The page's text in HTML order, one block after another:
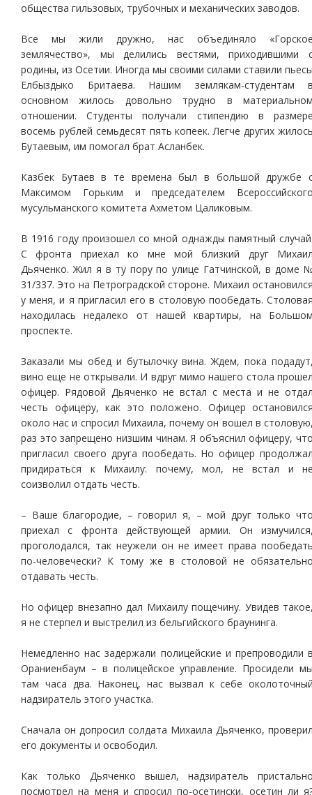
общества гильзовых, трубочных и механических заводов.
Все мы жили дружно, нас объединяло
землячество», мы делились вестями, приходившими
родины, из Осетии. Иногда мы своими силами ставили
Елбыздыко Бритаева. Нашим землякам-студентам
основном жилось довольно трудно в
отношении. Студенты получали стипендию в
восемь рублей семьдесят пять копеек. Легче других
Бутаевым, им помогал брат Асланбек.
Казбек Бутаев в те времена был в большой дружбе
Максимом Горьким и председателем
мусульманского комитета Ахметом Цаликовым.
В 1916 году произошел со мной однажды памятный
С фронта приехал ко мне мой близкий друг
Дьяченко. Жил я в ту пору по улице Гатчинской, в доме
31/337. Это на Петроградской стороне. Михаил
у меня, и я пригласил его в столовую пообедать.
находилась недалеко от нашей квартиры, на
проспекте.
Заказали мы обед и бутылочку вина. Ждем, пока
вино еще не открывали. И вдруг мимо нашего стола
офицер. Рядовой Дьяченко не встал с места и не
честь офицеру, как это положено. Офицер
около нас и спросил Михаила, почему он вошел в
раз это запрещено низшим чинам. Я объяснил офицеру,
пригласил своего друга пообедать. Но офицер
придираться к Михаилу: почему, мол, не встал и
соизволил отдать честь.
– Ваше благородие, – говорил я, – мой друг только
приехал с фронта действующей армии. Он
проголодался, так неужели он не имеет права
по-человечески? К тому же в столовой не
отдавать честь.
Но офицер внезапно дал Михаилу пощечину. Увидев
я не стерпел и выстрелил из бельгийского браунинга.
Немедленно нас задержали полицейские и препроводили
Ораниенбаум – в полицейское управление. Просидели
там часа два. Наконец, нас вызвал к себе
надзиратель этого участка.
Сначала он допросил солдата Михаила Дьяченко,
его документы и освободил.
Как только Дьяченко вышел, надзиратель
посмотрел на меня и спросил по-осетински, осетин ли